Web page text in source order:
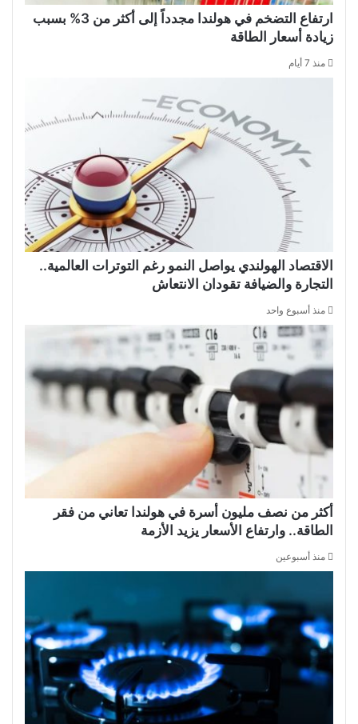
ارتفاع التضخم في هولندا مجدداً إلى أكثر من 3% بسبب
زيادة أسعار الطاقة
منذ 7 أيام
الاقتصاد الهولندي يواصل النمو رغم التوترات العالمية..
التجارة والضيافة تقودان الانتعاش
منذ أسبوع واحد
أكثر من نصف مليون أسرة في هولندا تعاني من فقر
الطاقة.. وارتفاع الأسعار يزيد الأزمة
منذ أسبوعين